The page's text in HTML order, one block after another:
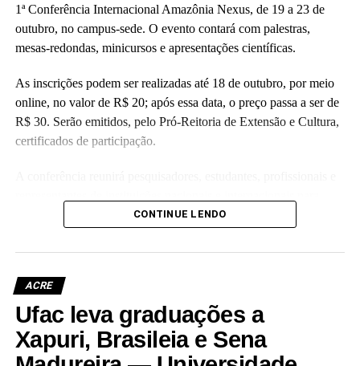
1ª Conferência Internacional Amazônia Nexus, de 19 a 23 de
outubro, no campus-sede. O evento contará com palestras,
mesas-redondas, minicursos e apresentações científicas.
As inscrições podem ser realizadas até 18 de outubro, por meio
online, no valor de R$ 20; após essa data, o preço passa a ser de
R$ 30. Serão emitidos, pelo Pró-Reitoria de Extensão e Cultura,
certificados de participação.
troca de conhecimentos e discussão dos principais desafios
abordando temas como biodiversidade, saúde, mudanças
naturais.
Para se inscrever e consultar a programação,acesse o site do
evento.
CONTINUE LENDO
ACRE
Ufac leva graduações a
Xapuri, Brasileia e Sena